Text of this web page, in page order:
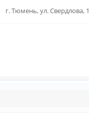
г. Тюмень, ул. Свердлова, 1